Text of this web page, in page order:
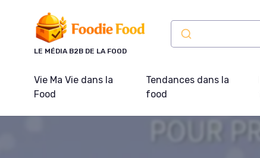
LE MÉDIA B2B DE LA FOOD
Vie Ma Vie dans la
Food
Tendances dans la
food